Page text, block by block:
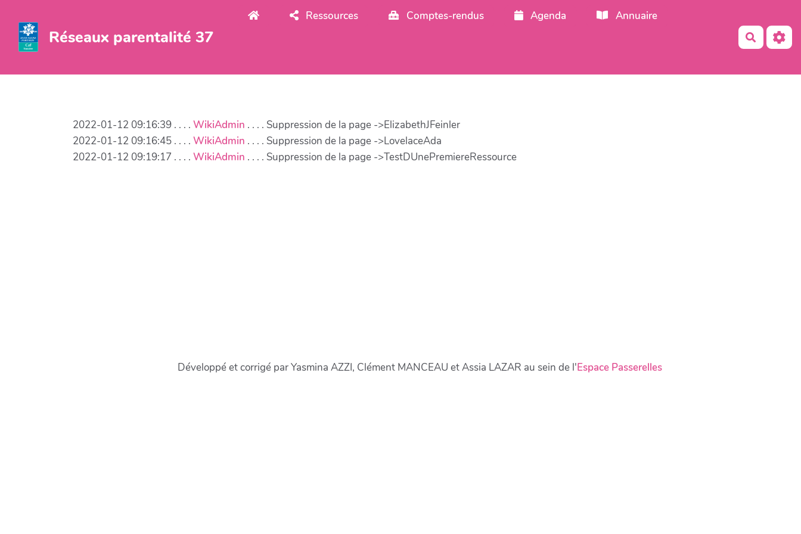
Réseaux parentalité 37
Ressources Comptes-rendus Agenda Annuaire
2022-01-12 09:16:39 . . . . WikiAdmin . . . . Suppression de la page ->ElizabethJFeinler
2022-01-12 09:16:45 . . . . WikiAdmin . . . . Suppression de la page ->LovelaceAda
2022-01-12 09:19:17 . . . . WikiAdmin . . . . Suppression de la page ->TestDUnePremiereRessource
Développé et corrigé par Yasmina AZZI, Clément MANCEAU et Assia LAZAR au sein de l'Espace Passerelles